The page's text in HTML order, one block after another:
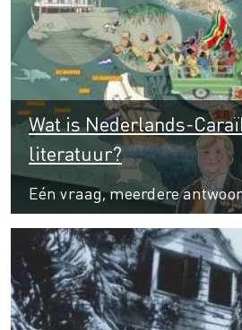
Wat is Nederlands-
literatuur?
Eén vraag, meerdere